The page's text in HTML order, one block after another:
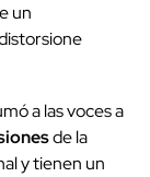
un
a las voces a
de la
y tienen un